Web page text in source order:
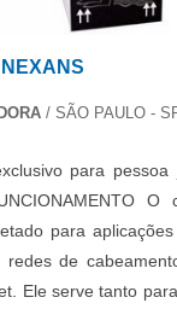
em
facial e acesso
final para a
condominio,
a mesma deve
com ótima
que passam
prejuízo
/ SÃO PAULO -
para pessoa
O
para
redes de
Ele serve tanto